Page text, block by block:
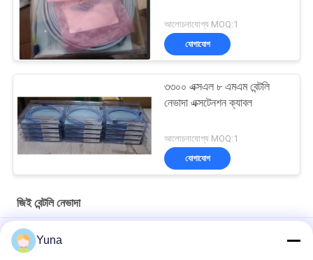
আলোচনাযোগ্য MOQ:1
যোগাযোগ
৩৩০০ এক্সএল ৮ এমএম বেন্টলি
নেভাদা এক্সটেনশন ক্যাবল
আলোচনাযোগ্য MOQ:1
যোগাযোগ
জিই বেন্টলি নেভাদা
১১ এমএম ৩৩০০এক্সএল জিই বেন্টলি নেভাডা রিভার্স বেন্টলি নেভাডা প্রোব
Yuna